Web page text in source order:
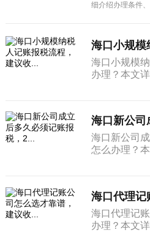
细介绍办理条件
海口小规模
办理？本文
海口新公司
怎么办理？
海口代理记
办理？本文